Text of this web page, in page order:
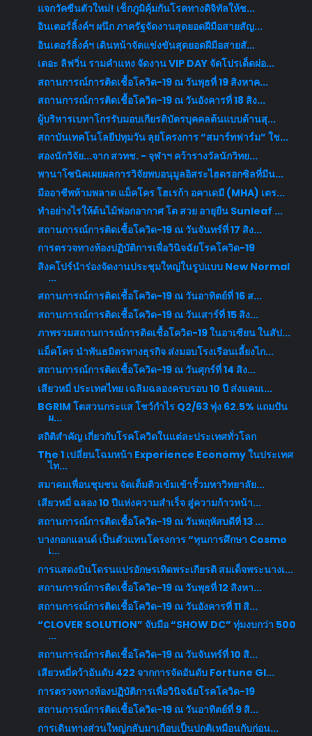
แจกวัคซีนตัวใหม่! เช็กภูมิคุ้มกันโรคทางดิจิทัลให้ช...
อินเตอร์ลิ้งค์ฯ ผนึก ภาครัฐจัดงานสุดยอดฝีมือสายสัญ...
อินเตอร์ลิ้งค์ฯ เดินหน้าจัดแข่งขันสุดยอดฝีมือสายสั...
เดอะ ลิฟวิ่น รามคำแหง จัดงาน VIP DAY จัดโปรเด็ดผ่อ...
สถานการณ์การติดเชื้อโควิด-19 ณ วันพุธที่ 19 สิงหาค...
สถานการณ์การติดเชื้อโควิด-19 ณ วันอังคารที่ 18 สิง...
ผู้บริหารเบทาโกรรับมอบเกียรติบัตรบุคคลต้นแบบด้านสุ...
สถาบันเทคโนโลยีปทุมวัน ลุยโครงการ “สมาร์ทฟาร์ม” ใช...
สองนักวิจัย...จาก สวทช. - จุฬาฯ คว้ารางวัลนักวิทย...
พานาโซนิคเผยผลการวิจัยพบอนุมูลอิสระไฮดรอกซิลที่มีน...
มืออาชีพห้ามพลาด แม็คโคร โฮเรก้า อคาเดมี (MHA) เตร...
ทำอย่างไรให้ต้นไม้ฟอกอากาศ โต สวย อายุยืน Sunleaf ...
สถานการณ์การติดเชื้อโควิด-19 ณ วันจันทร์ที่ 17 สิง...
การตรวจทางห้องปฏิบัติการเพื่อวินิจฉัยโรคโควิด-19
สิงคโปร์นำร่องจัดงานประชุมใหญ่ในรูปแบบ New Normal
...
สถานการณ์การติดเชื้อโควิด-19 ณ วันอาทิตย์ที่ 16 ส...
สถานการณ์การติดเชื้อโควิด-19 ณ วันเสาร์ที่ 15 สิง...
ภาพรวมสถานการณ์การติดเชื้อโควิด-19 ในอาเซียน ในสัป...
แม็คโคร นำพันธมิตรทางธุรกิจ ส่งมอบโรงเรือนเลี้ยงไก...
สถานการณ์การติดเชื้อโควิด-19 ณ วันศุกร์ที่ 14 สิง...
เสียวหมี่ ประเทศไทย เฉลิมฉลองครบรอบ 10 ปี ส่งแคมเ...
BGRIM โตสวนกระแส โชว์กำไร Q2/63 พุ่ง 62.5% แถมปัน
ผ...
สถิติสำคัญ เกี่ยวกับโรคโควิดในแต่ละประเทศทั่วโลก
The 1 เปลี่ยนโฉมหน้า Experience Economy ในประเทศ
ไท...
สมาคมเพื่อนชุมชน จัดเต็มติวเข้มเข้ารั้วมหาวิทยาลัย...
เสียวหมี่ ฉลอง 10 ปีแห่งความสำเร็จ สู่ความก้าวหน้า...
สถานการณ์การติดเชื้อโควิด-19 ณ วันพฤหัสบดีที่ 13 ...
บางกอกแลนด์ เป็นตัวแทนโครงการ “ทุนการศึกษา Cosmo
เ...
การแสดงบินโดรนแปรอักษรเทิดพระเกียรติ สมเด็จพระนางเ...
สถานการณ์การติดเชื้อโควิด-19 ณ วันพุธที่ 12 สิงหา...
สถานการณ์การติดเชื้อโควิด-19 ณ วันอังคารที่ 11 สิ...
“CLOVER SOLUTION” จับมือ “SHOW DC” ทุ่มงบกว่า 500
...
สถานการณ์การติดเชื้อโควิด-19 ณ วันจันทร์ที่ 10 สิ...
เสียวหมี่คว้าอันดับ 422 จากการจัดอันดับ Fortune Gl...
การตรวจทางห้องปฏิบัติการเพื่อวินิจฉัยโรคโควิด-19
สถานการณ์การติดเชื้อโควิด-19 ณ วันอาทิตย์ที่ 9 สิ...
การเดินทางส่วนใหญ่กลับมาเกือบเป็นปกติเหมือนกับก่อน...